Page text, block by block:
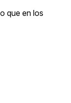
que en los